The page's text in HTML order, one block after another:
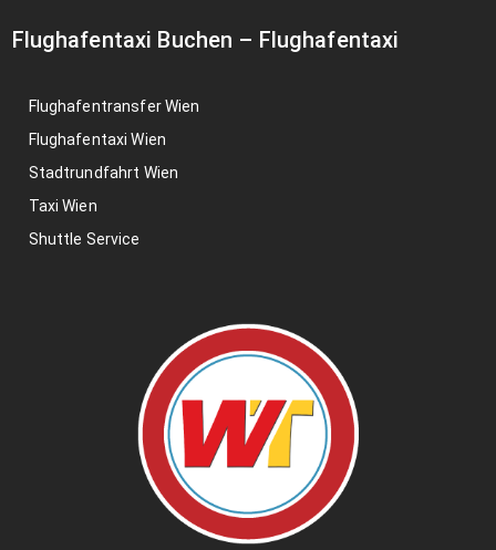
Flughafentaxi Buchen – Flughafentaxi
Flughafentransfer Wien
Flughafentaxi Wien
Stadtrundfahrt Wien
Taxi Wien
Shuttle Service